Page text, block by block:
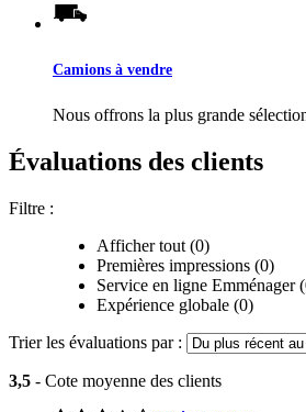
Camions à vendre
Nous offrons la plus grande
Évaluations des clients
Filtre :
Afficher tout (0)
Premières impressions (0)
Service en ligne Emménager
Expérience globale (0)
Trier les évaluations par :
3,5 - Cote moyenne des clients